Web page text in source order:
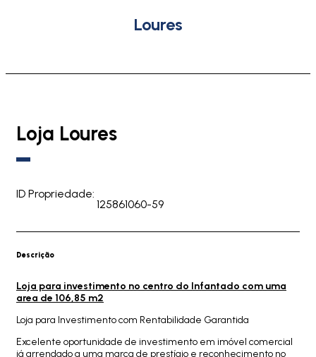
Loures
Loja Loures
ID Propriedade:
125861060-59
Descrição
Loja para investimento no centro do Infantado com uma
area de 106,85 m2
Loja para Investimento com Rentabilidade Garantida
Excelente oportunidade de investimento em imóvel comercial
já arrendado a uma marca de prestígio e reconhecimento no